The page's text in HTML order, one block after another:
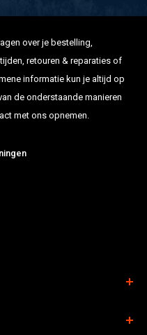
over je bestelling,
retouren & reparaties of
informatie kun je altijd op
de onderstaande manieren
met ons opnemen.